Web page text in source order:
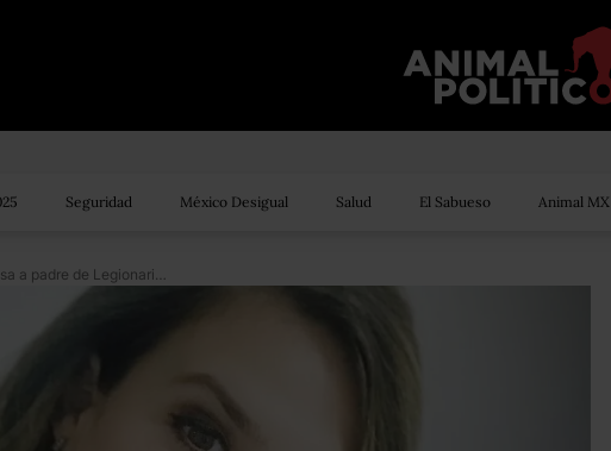
Seguridad México Desigual Salud El Sabueso Animal MX
Conductora acusa a padre de Legionarios de Cristo de violación; organización dice que investigará el caso